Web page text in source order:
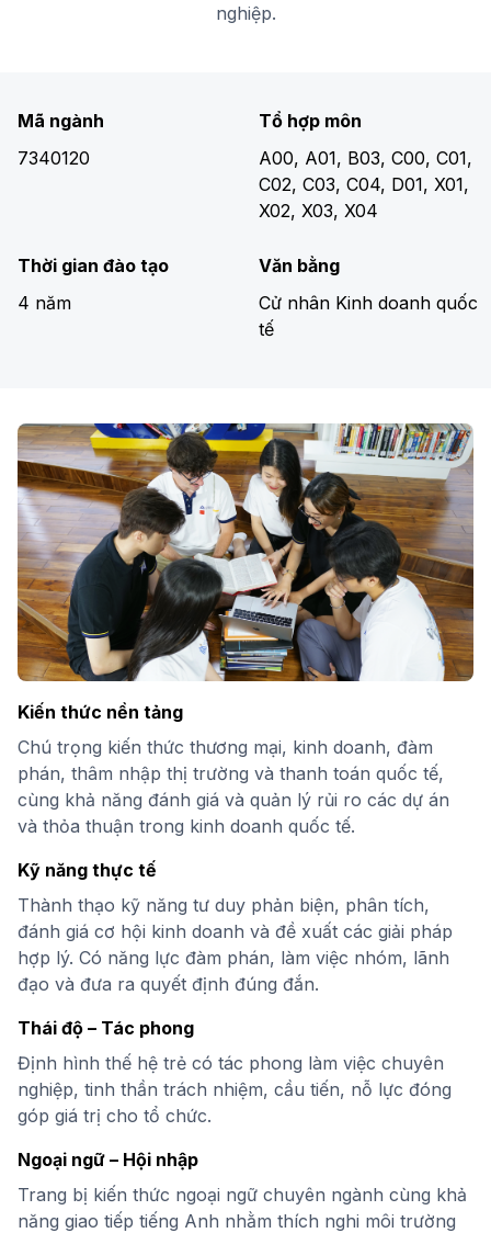
nghiệp.
Mã ngành
7340120
Tổ hợp môn
A00, A01, B03, C00, C01,
C02, C03, C04, D01, X01,
X02, X03, X04
Thời gian đào tạo
4 năm
Văn bằng
Cử nhân Kinh doanh quốc
tế
Kiến thức nền tảng
Chú trọng kiến thức thương mại, kinh doanh, đàm
phán, thâm nhập thị trường và thanh toán quốc tế,
cùng khả năng đánh giá và quản lý rủi ro các dự án
và thỏa thuận trong kinh doanh quốc tế.
Kỹ năng thực tế
Thành thạo kỹ năng tư duy phản biện, phân tích,
đánh giá cơ hội kinh doanh và đề xuất các giải pháp
hợp lý. Có năng lực đàm phán, làm việc nhóm, lãnh
đạo và đưa ra quyết định đúng đắn.
Thái độ – Tác phong
Định hình thế hệ trẻ có tác phong làm việc chuyên
nghiệp, tinh thần trách nhiệm, cầu tiến, nỗ lực đóng
góp giá trị cho tổ chức.
Ngoại ngữ – Hội nhập
Trang bị kiến thức ngoại ngữ chuyên ngành cùng khả
năng giao tiếp tiếng Anh nhằm thích nghi môi trường